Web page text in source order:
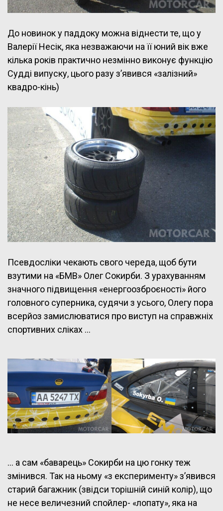
До новинок у паддоку можна віднести те, що у
Валерії Несік, яка незважаючи на її юний вік вже
кілька років практично незмінно виконує функцію
Судді випуску, цього разу з’явився «залізний»
квадро-кінь)
Псевдосліки чекають свого череда, щоб бути
взутими на «БМВ» Олег Сокирби. З урахуванням
значного підвищення «енергоозброєності» його
головного суперника, судячи з усього, Олегу пора
всерйоз замислюватися про виступ на справжніх
спортивних сліках …
… а сам «баварець» Сокирби на цю гонку теж
змінився. Так на ньому «з експерименту» з’явився
старий багажник (звідси торішній синій колір), що
не несе величезний спойлер- «лопату», яка на